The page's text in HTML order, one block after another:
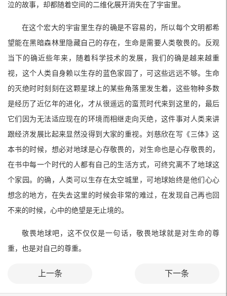
泣的故事，却都随着空间的二维化展开消失在了宇宙里。
在这个宏大的宇宙里生存的确是不容易的，所以每个文明都希
望能在黑暗森林里隐藏自己的存在，生命是需要人类敬畏的。反观
当下的确近些年来，随着科学技术的发展，我们的确是越来越重
视，这个人类自身赖以生存的蓝色家园了，可这些远远不够。生命
的灭绝时时刻刻在这颗星球上的某些角落里发生着，这些物种多数
是经历了近亿年的进化，才从很遥远的蛮荒时代来到这里的，最后
它们因为无法适应现在的环境而相继走向灭绝，这件事对人类来讲
跟经济发展比起来显然没得到大家的重视。刘慈欣在写《三体》这
本书的时候，想必对地球是心存敬畏的，对生命也是心存敬畏的，
在书中每一个时代的人都有自己的生活方式，可终究离不了地球这
个家园。的确，人类可以生存在太空城里，可地球始终是他们心心
想念的地方，在失去这里的时候会非常的难过，在发现自己再也回
不来的时候，心中的绝望是无止境的。
敬畏地球吧，这不仅仅是一句话，敬畏地球就是对生命的尊
重，也是对自己的尊重。
上一条 下一条